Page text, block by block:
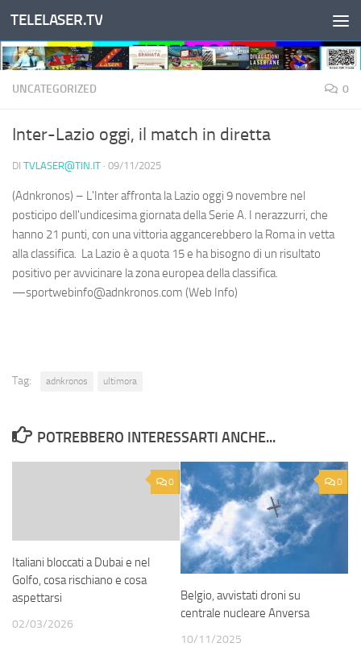
Salta al contenuto
TELELASER.TV
UNCATEGORIZED 0
Inter-Lazio oggi, il match in diretta
DI TVLASER@TIN.IT · 09/11/2025
(Adnkronos) – L'Inter affronta la Lazio oggi 9 novembre nel
posticipo dell'undicesima giornata della Serie A. I nerazzurri, che
hanno 21 punti, con una vittoria aggancerebbero la Roma in vetta
alla classifica. La Lazio è a quota 15 e ha bisogno di un risultato
positivo per avvicinare la zona europea della classifica.
—sportwebinfo@adnkronos.com (Web Info)
Tag: adnkronos ultimora
POTREBBERO INTERESSARTI ANCHE...
0
Italiani bloccati a Dubai e nel
Golfo, cosa rischiano e cosa
aspettarsi
02/03/2026
0
Belgio, avvistati droni su
centrale nucleare Anversa
10/11/2025